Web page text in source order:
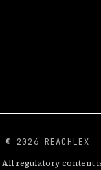
© 2026 REACHLEX
All regulatory content